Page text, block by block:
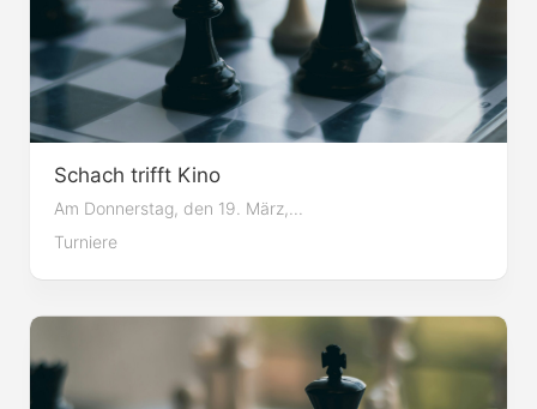
Schach trifft Kino
Am Donnerstag, den 19. März,...
Turniere